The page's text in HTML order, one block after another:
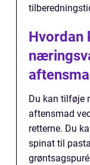
Hvordan
Du kan tilføje
aftensmad
retterne. Du
spinat til